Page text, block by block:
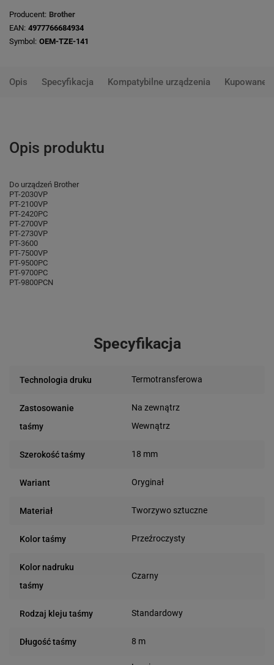
Producent Brother
EAN 4977766684934
Symbol OEM-TZE-141
Opis Specyfikacja Kompatybilne urządzenia Kupowane
Opis produktu
Do urządzeń Brother
PT-2030VP
PT-2100VP
PT-2420PC
PT-2700VP
PT-2730VP
PT-3600
PT-7500VP
PT-9500PC
PT-9700PC
PT-9800PCN
Specyfikacja
Technologia druku Termotransferowa
Zastosowanie
taśmy
Na zewnątrz
Wewnątrz
Szerokość taśmy 18 mm
Wariant Oryginał
Materiał Tworzywo sztuczne
Kolor taśmy Przeźroczysty
Kolor nadruku
taśmy
Czarny
Rodzaj kleju taśmy Standardowy
Długość taśmy 8 m